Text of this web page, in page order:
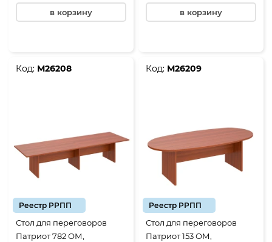
в корзину в корзину
Код: М26208
Реестр РРПП
Стол для переговоров
Патриот 782 ОМ,
Код: М26209
Реестр РРПП
Стол для переговоров
Патриот 153 ОМ,